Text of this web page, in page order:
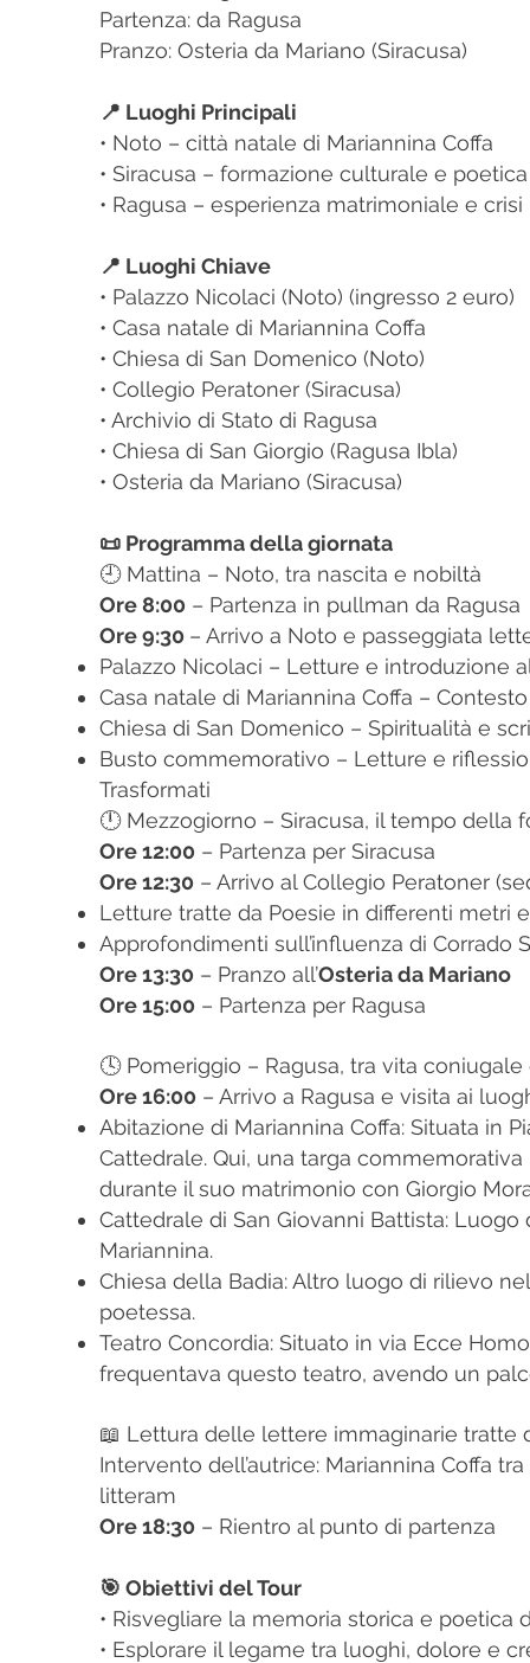
Partenza: da Ragusa
Pranzo: Osteria da Mariano (Siracusa)
📍 Luoghi Principali
• Noto – città natale di Mariannina Coffa
• Siracusa – formazione culturale e poetica
• Ragusa – esperienza matrimoniale e
📍 Luoghi Chiave
• Palazzo Nicolaci (Noto) (ingresso 2 euro)
• Casa natale di Mariannina Coffa
• Chiesa di San Domenico (Noto)
• Collegio Peratoner (Siracusa)
• Archivio di Stato di Ragusa
• Chiesa di San Giorgio (Ragusa Ibla)
• Osteria da Mariano (Siracusa)
📜 Programma della giornata
🕘 Mattina – Noto, tra nascita e nobiltà
Ore 8:00 – Partenza in pullman da Ragusa
Ore 9:30 – Arrivo a Noto e passeggiata
Palazzo Nicolaci – Letture e introduzione
Casa natale di Mariannina Coffa –
Chiesa di San Domenico – Spiritualità e
Busto commemorativo – Letture e
Trasformati
🕛 Mezzogiorno – Siracusa, il tempo della
Ore 12:00 – Partenza per Siracusa
Ore 12:30 – Arrivo al Collegio Peratoner
Letture tratte da Poesie in differenti metri
Approfondimenti sull’influenza di Corrado
Ore 13:30 – Pranzo all’Osteria da Mariano
Ore 15:00 – Partenza per Ragusa
🕓 Pomeriggio – Ragusa, tra vita
Ore 16:00 – Arrivo a Ragusa e visita ai
Abitazione di Mariannina Coffa: Situata in
Cattedrale. Qui, una targa
durante il suo matrimonio con Giorgio
Cattedrale di San Giovanni Battista:
Mariannina.​
Chiesa della Badia: Altro luogo di rilievo
poetessa.​
Teatro Concordia: Situato in via Ecce
frequentava questo teatro, avendo un
📖 Lettura delle lettere immaginarie tratte
Intervento dell’autrice: Mariannina Coffa
litteram
Ore 18:30 – Rientro al punto di partenza
🎯 Obiettivi del Tour
• Risvegliare la memoria storica e poetica
• Esplorare il legame tra luoghi, dolore e